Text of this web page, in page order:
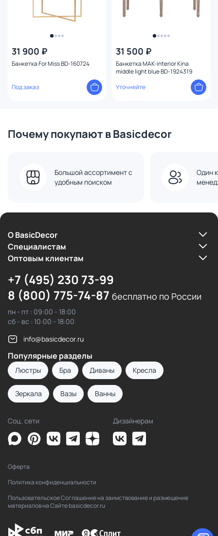
31 900 ₽
Банкетка For Miss BD-160724
Под заказ
31 500 ₽
Банкетка MAK-interior Kina
middle light blue BD-1924319
Уточняйте
Почему покупают в Basicdecor
Большой ассортимент с
удобным поиском
Один
О BasicDecor
Cпециалистам
Оптовым клиентам
+7 (495) 230 73-99
8 (800) 775-74-87 бесплатно по России
пн - пт : 09:00 - 18:00
сб - вс : 10:00 - 18:00
info@basicdecor.ru
Популярные разделы
Люстры Бра Диваны Кресла
Зеркала Вазы Ванны
Соц. сети Дизайнерам
Оферта
Политика конфиденциальности
Пользовательское Соглашение на заимствование и размещение
материалов на Сайте basicdecor.ru